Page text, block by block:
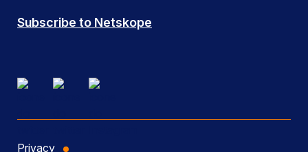
Subscribe to Netskope
Privacy